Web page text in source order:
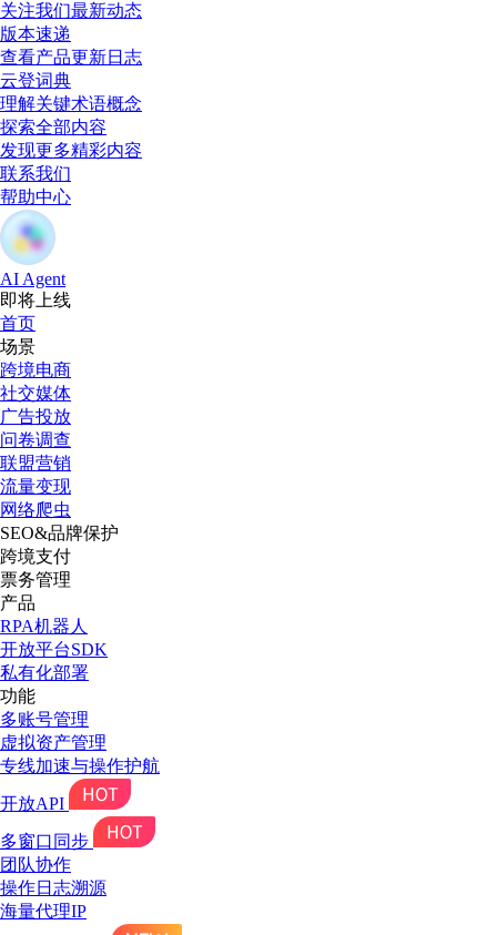
关注我们最新动态
版本速递
查看产品更新日志
云登词典
理解关键术语概念
探索全部内容
发现更多精彩内容
联系我们
帮助中心
AI Agent
即将上线
首页
场景
跨境电商
社交媒体
广告投放
问卷调查
联盟营销
流量变现
网络爬虫
SEO&品牌保护
跨境支付
票务管理
产品
RPA机器人
开放平台SDK
私有化部署
功能
多账号管理
虚拟资产管理
专线加速与操作护航
开放API
多窗口同步
团队协作
操作日志溯源
海量代理IP